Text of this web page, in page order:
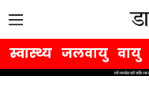
स्वास्थ्य जलवायु वायु